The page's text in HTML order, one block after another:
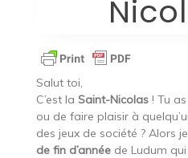
Salut toi,
C’est la Saint-Nicolas! Tu
ou de faire plaisir à
des jeux de société ? Alors
de fin d’annéede Ludum